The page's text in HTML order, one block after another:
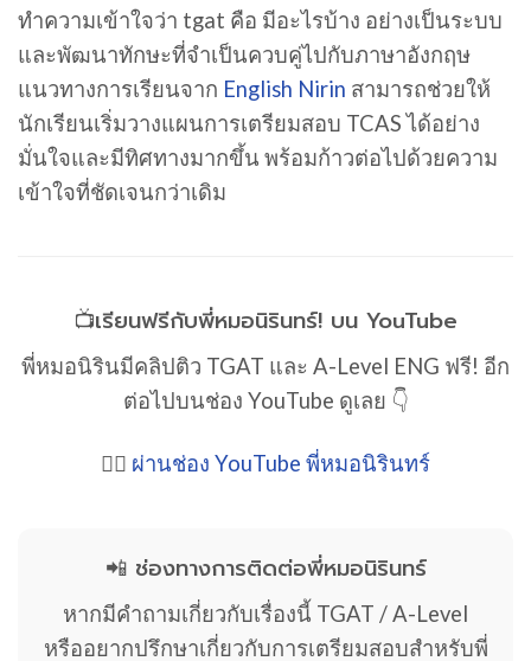
ทำความเข้าใจว่า tgat คือ มีอะไรบ้าง อย่างเป็นระบบ
และพัฒนาทักษะที่จำเป็นควบคู่ไปกับภาษาอังกฤษ
แนวทางการเรียนจาก English Nirin สามารถช่วยให้
นักเรียนเริ่มวางแผนการเตรียมสอบ TCAS ได้อย่าง
มั่นใจและมีทิศทางมากขึ้น พร้อมก้าวต่อไปด้วยความ
เข้าใจที่ชัดเจนกว่าเดิม
📺เรียนฟรีกับพี่หมอนิรินทร์! บน YouTube
พี่หมอนิรินมีคลิปติว TGAT และ A-Level ENG ฟรี! อีก
ต่อไปบนช่อง YouTube ดูเลย 👇
👉🏻 ผ่านช่อง YouTube พี่หมอนิรินทร์
📲 ช่องทางการติดต่อพี่หมอนิรินทร์
หากมีคำถามเกี่ยวกับเรื่องนี้ TGAT / A-Level
หรืออยากปรึกษาเกี่ยวกับการเตรียมสอบสำหรับพี่